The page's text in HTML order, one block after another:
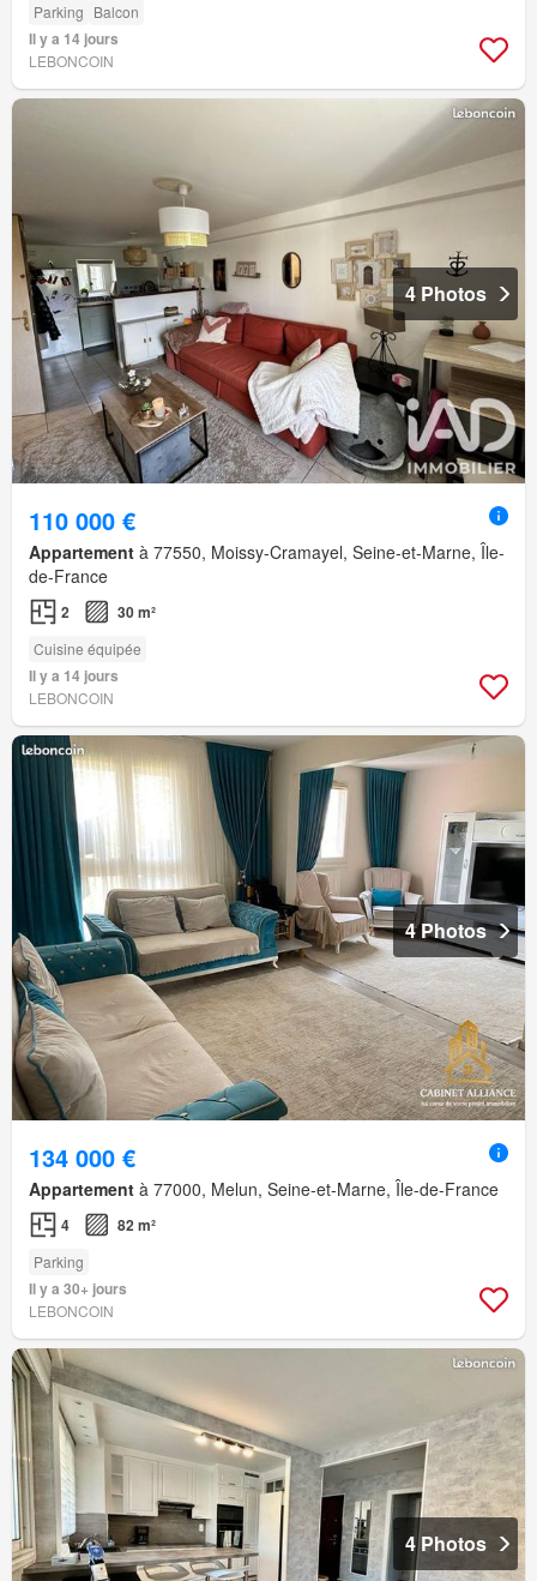
Parking Balcon
Il y a 14 jours
LEBONCOIN
4 Photos
110 000 €
Appartement à 77550, Moissy-Cramayel, Seine-et-Marne, Île-
de-France
2 30 m²
Cuisine équipée
Il y a 14 jours
LEBONCOIN
4 Photos
134 000 €
Appartement à 77000, Melun, Seine-et-Marne, Île-de-France
4 82 m²
Parking
Il y a 30+ jours
LEBONCOIN
4 Photos